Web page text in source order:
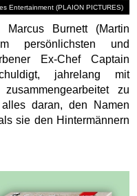
Entertainment (PLAION PICTURES)
Burnett (Martin
persönlichsten und
Ex-Chef Captain
jahrelang mit
zu
daran, den Namen
sie den Hintermännern